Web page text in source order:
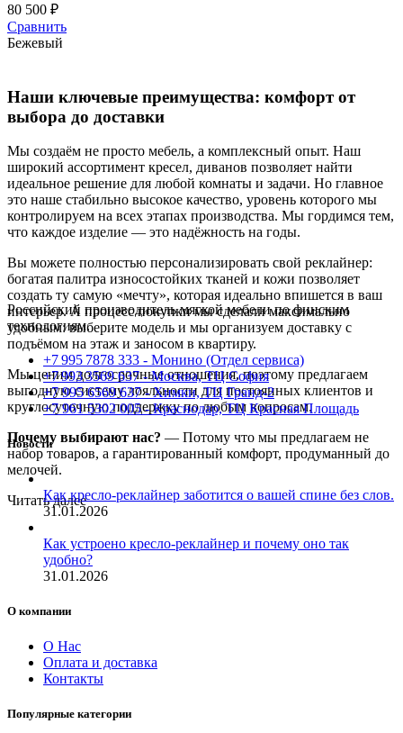
80 500 ₽
Сравнить
Бежевый
Наши ключевые преимущества: комфорт от
выбора до доставки
Мы создаём не просто мебель, а комплексный опыт. Наш
широкий ассортимент кресел, диванов позволяет найти
идеальное решение для любой комнаты и задачи. Но главное
это наше стабильно высокое качество, уровень которого мы
контролируем на всех этапах производства. Мы гордимся тем,
что каждое изделие — это надёжность на годы.
Вы можете полностью персонализировать свой реклайнер:
богатая палитра износостойких тканей и кожи позволяет
создать ту самую «мечту», которая идеально впишется в ваш
интерьер. А процесс покупки мы сделали максимально
удобным: выберите модель и мы организуем доставку с
подъёмом на этаж и заносом в квартиру.
Мы ценим долгосрочные отношения, поэтому предлагаем
выгодную систему лояльности для постоянных клиентов и
круглосуточную поддержку по любым вопросам.
Почему выбирают нас? — Потому что мы предлагаем не
набор товаров, а гарантированный комфорт, продуманный до
мелочей.
Читать далее
Российский производитель мягкой мебели по финским
технологиям.
+7 995 7878 333 - Монино (Отдел сервиса)
+7 993 3569 637 - Москва, ТЦ София
+7 995 6569 637 - Химки, ТЦ Гранд-2
+7 961 5302 005 - Краснодар, ТЦ Красная Площадь
Новости
Как кресло-реклайнер заботится о вашей спине без слов.
31.01.2026
Как устроено кресло-реклайнер и почему оно так
удобно?
31.01.2026
О компании
О Нас
Оплата и доставка
Контакты
Популярные категории